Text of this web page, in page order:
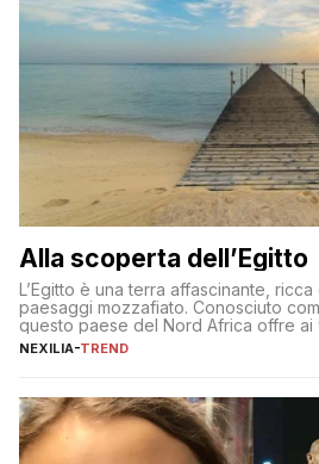
Alla scoperta dell’Egitto
L’Egitto è una terra affascinante,
paesaggi mozzafiato. Conosciuto
questo paese del Nord Africa offre ai
culturale unico al mondo. Attraverso i
NEXILIA-TREND